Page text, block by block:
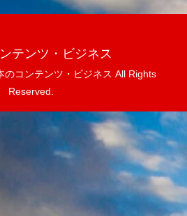
テンツ・ビジネス
コンテンツ・ビジネス All Rights
Reserved.